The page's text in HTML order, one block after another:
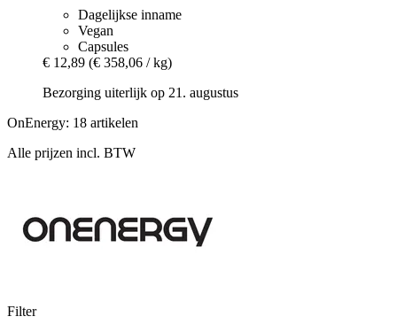
Dagelijkse inname
Vegan
Capsules
€ 12,89 (€ 358,06 / kg)
Bezorging uiterlijk op 21. augustus
OnEnergy: 18 artikelen
Alle prijzen incl. BTW
Filter